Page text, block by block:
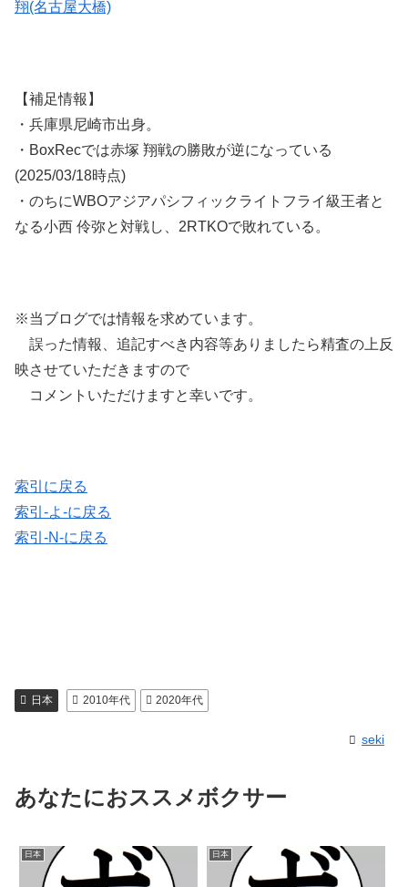
翔(名古屋大橋)
【補足情報】
・兵庫県尼崎市出身。
・BoxRecでは赤塚 翔戦の勝敗が逆になっている
(2025/03/18時点)
・のちにWBOアジアパシフィックライトフライ級王者と
なる小西 伶弥と対戦し、2RTKOで敗れている。
※当ブログでは情報を求めています。
誤った情報、追記すべき内容等ありましたら精査の上反
映させていただきますので
コメントいただけますと幸いです。
索引に戻る
索引-よ-に戻る
索引-N-に戻る
日本 2010年代 2020年代
seki
あなたにおススメボクサー
日本 日本